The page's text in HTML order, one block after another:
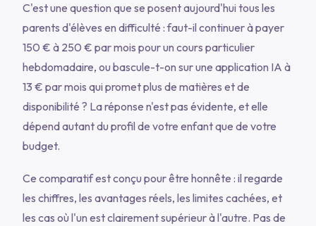
C'est une question que se posent aujourd'hui tous les
parents d'élèves en difficulté : faut-il continuer à payer
150 € à 250 € par mois pour un cours particulier
hebdomadaire, ou bascule-t-on sur une application IA à
13 € par mois qui promet plus de matières et de
disponibilité ? La réponse n'est pas évidente, et elle
dépend autant du profil de votre enfant que de votre
budget.
Ce comparatif est conçu pour être honnête : il regarde
les chiffres, les avantages réels, les limites cachées, et
les cas où l'un est clairement supérieur à l'autre. Pas de